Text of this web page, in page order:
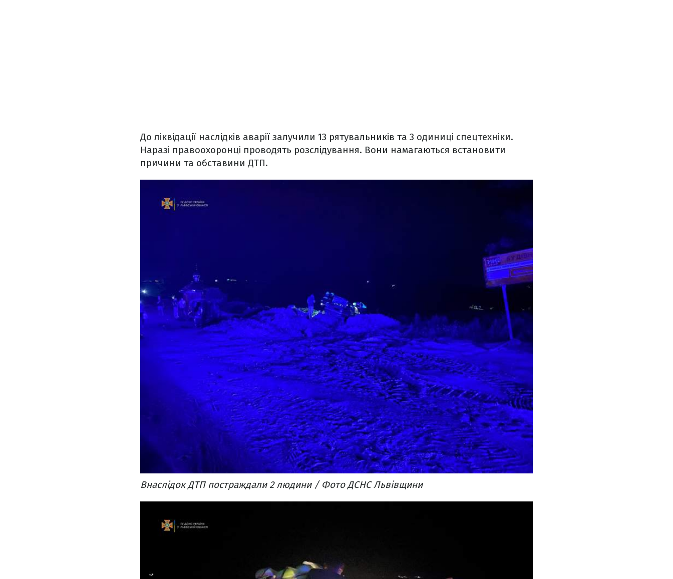
До ліквідації наслідків аварії залучили 13 рятувальників та 3 одиниці спецтехніки.
Наразі правоохоронці проводять розслідування. Вони намагаються встановити
причини та обставини ДТП.
Внаслідок ДТП постраждали 2 людини / Фото ДСНС Львівщини